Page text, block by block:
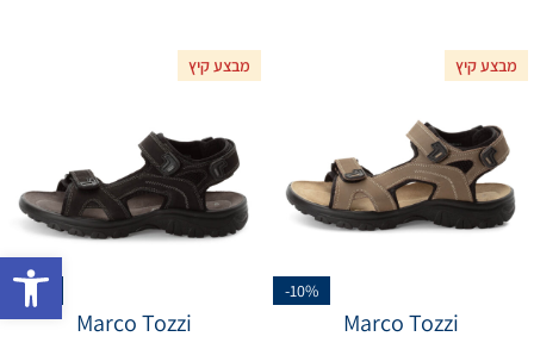
מבצע קיץ
-10%
Marco Tozzi
מבצע קיץ
-10%
Marco Tozzi